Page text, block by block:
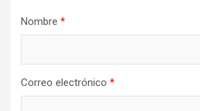
Nombre *
Correo electrónico *